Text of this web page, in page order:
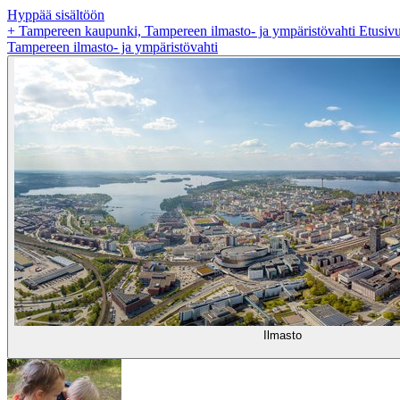
Hyppää sisältöön
+ Tampereen kaupunki, Tampereen ilmasto- ja ympäristövahti
Tampereen ilmasto- ja ympäristövahti
Ilmasto